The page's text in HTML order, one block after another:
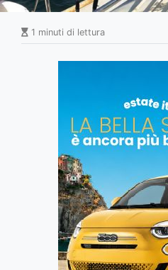
1 minuti di lettura